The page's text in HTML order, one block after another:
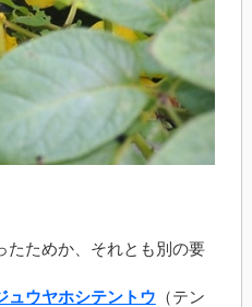
たためか、それとも別の要
ュウヤホシテントウ （テン